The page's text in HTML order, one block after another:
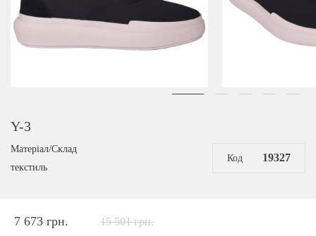
Y-3
Матеріал/Склад
текстиль
Код 19327
7 673 грн. 15 501 грн.